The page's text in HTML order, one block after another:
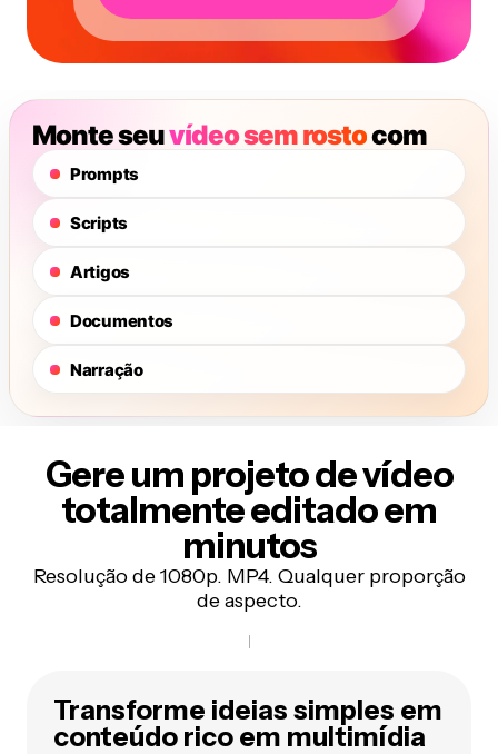
Gere um projeto de vídeo
totalmente editado em
minutos
Resolução de 1080p. MP4. Qualquer proporção
de aspecto.
Transforme ideias simples em
conteúdo rico em multimídia